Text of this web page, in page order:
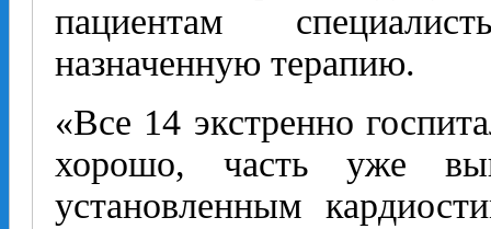
пациентам
назначенную терапию.
«Все 14 экстренно
хорошо, часть уже
установленным